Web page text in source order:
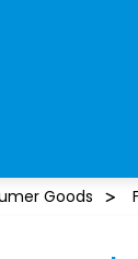
Goods